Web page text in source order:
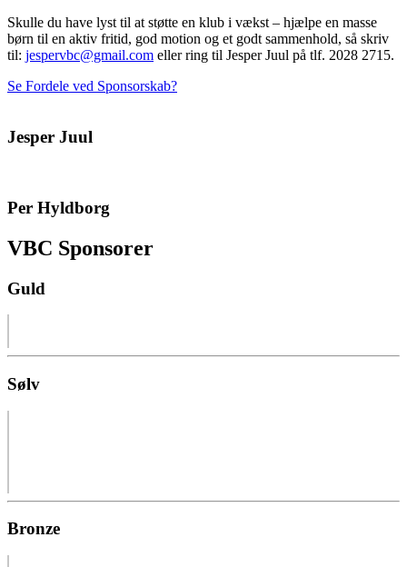
Skulle du have lyst til at støtte en klub i vækst – hjælpe en masse
børn til en aktiv fritid, god motion og et godt sammenhold, så skriv
til: jespervbc@gmail.com eller ring til Jesper Juul på tlf. 2028 2715.
Se Fordele ved Sponsorskab?
Jesper Juul
Per Hyldborg
VBC Sponsorer
Guld
Sølv
Bronze